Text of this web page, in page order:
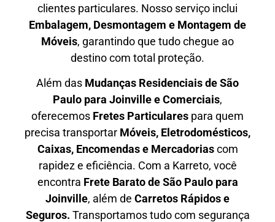
clientes particulares. Nosso serviço inclui
Embalagem, Desmontagem e Montagem de
Móveis, garantindo que tudo chegue ao
destino com total proteção.
Além das Mudanças Residenciais de São
Paulo para Joinville e Comerciais,
oferecemos Fretes Particulares para quem
precisa transportar Móveis, Eletrodomésticos,
Caixas, Encomendas e Mercadoriascom
rapidez e eficiência. Com a Karreto, você
encontra Frete Baratode São Paulo para
Joinville, além de Carretos Rápidos e
Seguros. Transportamos tudo com segurança